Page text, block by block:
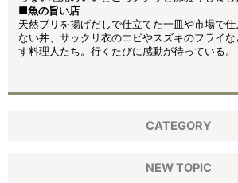
■魚の旨い店
天然ブリを揚げだしで仕立てた一皿や市場で
ない丼、サックリ衣のエビやスズキのフライ
す料理人たち。行くたびに感動が待っている。
CATEGORY
NEW TOPIC